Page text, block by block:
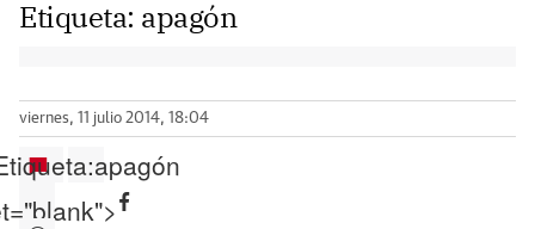
Etiqueta: apagón
viernes, 11 julio 2014, 18:04
apagón